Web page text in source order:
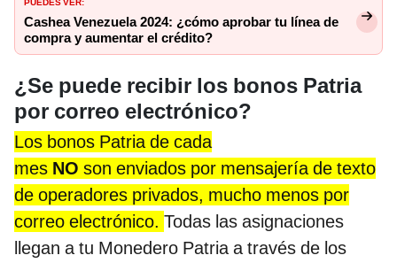
Cashea Venezuela 2024: ¿cómo aprobar tu línea de
compra y aumentar el crédito?
¿Se puede recibir los bonos Patria
por correo electrónico?
Los bonos Patria de cada
mes NO son enviados por mensajería de texto
de operadores privados, mucho menos por
correo electrónico. Todas las asignaciones
llegan a tu Monedero Patria a través de los